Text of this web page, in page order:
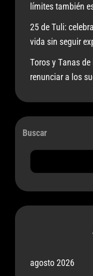
límites también
25 de Tuli:
vida sin seguir
Toros y Tanas
renunciar a los
Buscar
agosto 2026